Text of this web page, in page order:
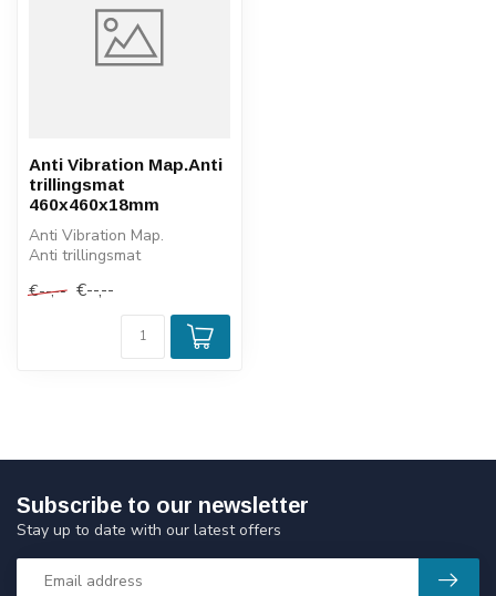
Anti Vibration Map.Anti
trillingsmat
460x460x18mm
Anti Vibration Map.
Anti trillingsmat
€--,-- €--,--
Subscribe to our newsletter
Stay up to date with our latest offers